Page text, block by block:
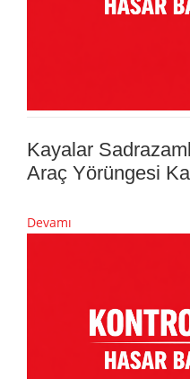
Kayalar
Araç Yörüngesi
Devamı